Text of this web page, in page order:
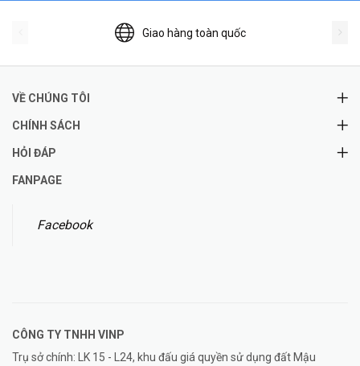
Giao hàng toàn quốc
VỀ CHÚNG TÔI
CHÍNH SÁCH
HỎI ĐÁP
FANPAGE
Facebook
CÔNG TY TNHH VINP
Trụ sở chính: LK 15 - L24, khu đấu giá quyền sử dụng đất Mậu